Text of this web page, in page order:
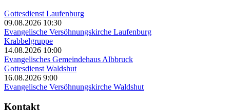
Gottesdienst Laufenburg
09.08.2026 10:30
Evangelische Versöhnungskirche Laufenburg
Krabbelgruppe
14.08.2026 10:00
Evangelisches Gemeindehaus Albbruck
Gottesdienst Waldshut
16.08.2026 9:00
Evangelische Versöhnungskirche Waldshut
Kontakt